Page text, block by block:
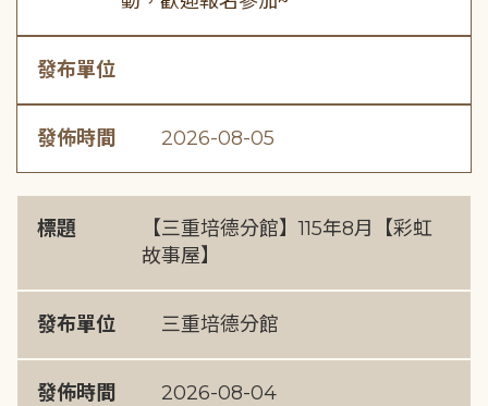
發布單位
發佈時間 2026-08-05
標題
【三重培德分館】115年8月【彩虹
故事屋】
發布單位 三重培德分館
發佈時間 2026-08-04